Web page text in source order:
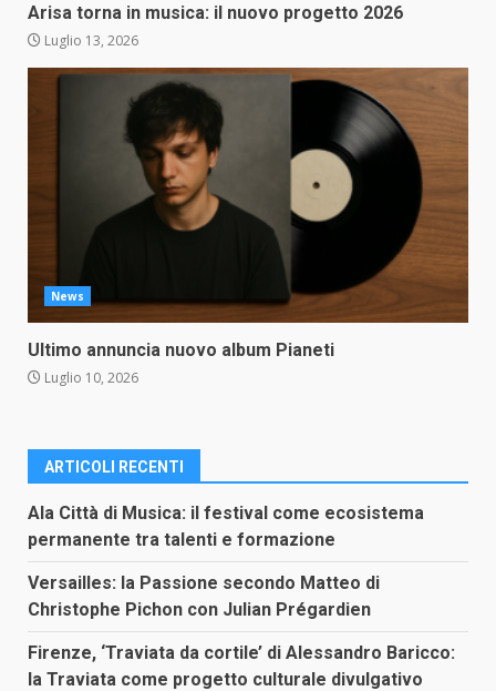
Arisa torna in musica: il nuovo progetto 2026
Luglio 13, 2026
News
Ultimo annuncia nuovo album Pianeti
Luglio 10, 2026
ARTICOLI RECENTI
Ala Città di Musica: il festival come ecosistema
permanente tra talenti e formazione
Versailles: la Passione secondo Matteo di
Christophe Pichon con Julian Prégardien
Firenze, ‘Traviata da cortile’ di Alessandro Baricco:
la Traviata come progetto culturale divulgativo